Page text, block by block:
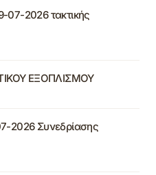
2026 τακτικής
ΕΞΟΠΛΙΣΜΟΥ
2026 Συνεδρίασης